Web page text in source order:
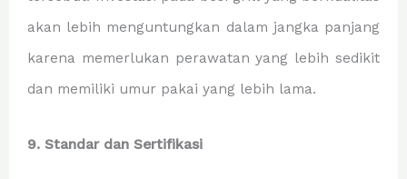
akan lebih menguntungkan dalam jangka panjang
karena memerlukan perawatan yang lebih sedikit
dan memiliki umur pakai yang lebih lama.
9. Standar dan Sertifikasi